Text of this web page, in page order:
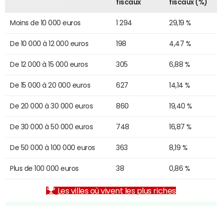
fiscaux
fiscaux (%)
Moins de 10 000 euros 1 294 29,19 %
De 10 000 à 12 000 euros 198 4,47 %
De 12 000 à 15 000 euros 305 6,88 %
De 15 000 à 20 000 euros 627 14,14 %
De 20 000 à 30 000 euros 860 19,40 %
De 30 000 à 50 000 euros 748 16,87 %
De 50 000 à 100 000 euros 363 8,19 %
Plus de 100 000 euros 38 0,86 %
Les villes où vivent les plus riches